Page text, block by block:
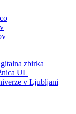
zbirka
UL
v Ljubljani